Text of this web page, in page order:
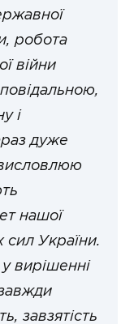
робота
війни
і
дуже
нашої
України.
вирішенні
завзятість